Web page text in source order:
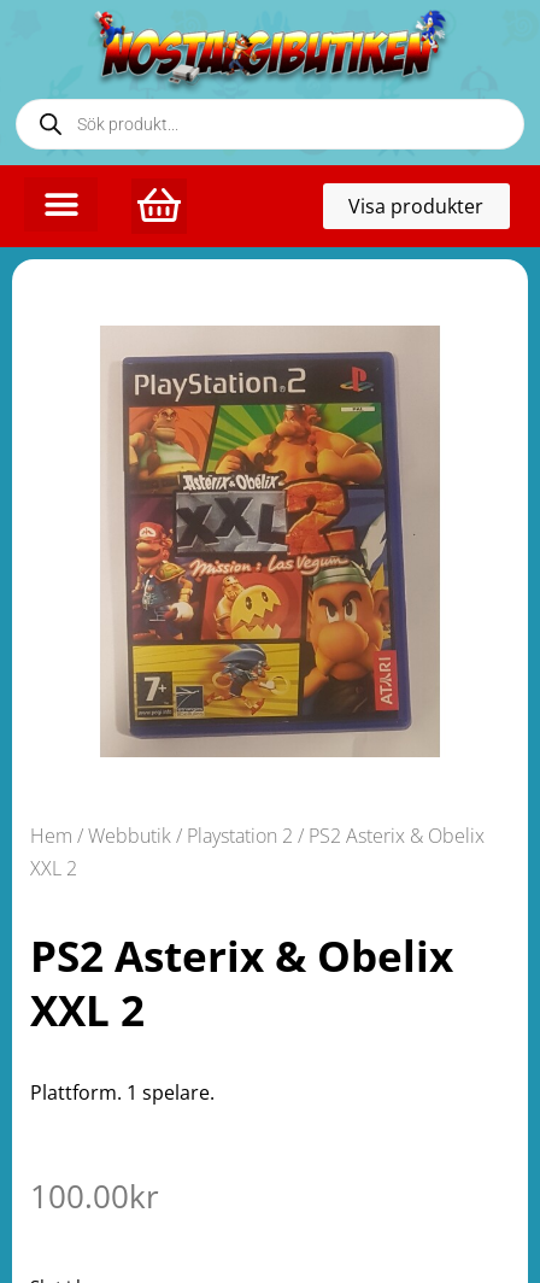
Visa produkter
Hem /Webbutik/ Playstation 2 / PS2 Asterix & Obelix
XXL 2
PS2 Asterix & Obelix
XXL 2
Plattform. 1 spelare.
100.00kr